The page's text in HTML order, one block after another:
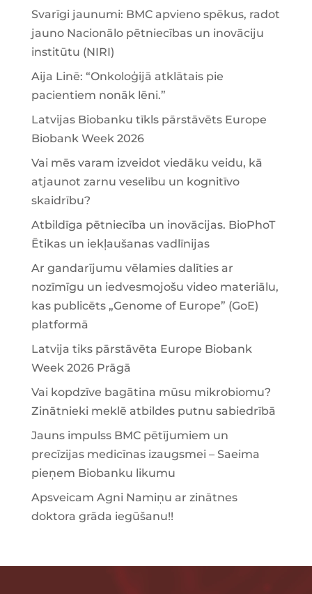
Svarīgi jaunumi: BMC apvieno spēkus, radot
jauno Nacionālo pētniecības un inovāciju
institūtu (NIRI)
Aija Linē: “Onkoloģijā atklātais pie
pacientiem nonāk lēni.”
Latvijas Biobanku tīkls pārstāvēts Europe
Biobank Week 2026
Vai mēs varam izveidot viedāku veidu, kā
atjaunot zarnu veselību un kognitīvo
skaidrību?
Atbildīga pētniecība un inovācijas. BioPhoT
Ētikas un iekļaušanas vadlīnijas
Ar gandarījumu vēlamies dalīties ar
nozīmīgu un iedvesmojošu video materiālu,
kas publicēts „Genome of Europe” (GoE)
platformā
Latvija tiks pārstāvēta Europe Biobank
Week 2026 Prāgā
Vai kopdzīve bagātina mūsu mikrobiomu?
Zinātnieki meklē atbildes putnu sabiedrībā
Jauns impulss BMC pētījumiem un
precīzijas medicīnas izaugsmei – Saeima
pieņem Biobanku likumu
Apsveicam Agni Namiņu ar zinātnes
doktora grāda iegūšanu!!